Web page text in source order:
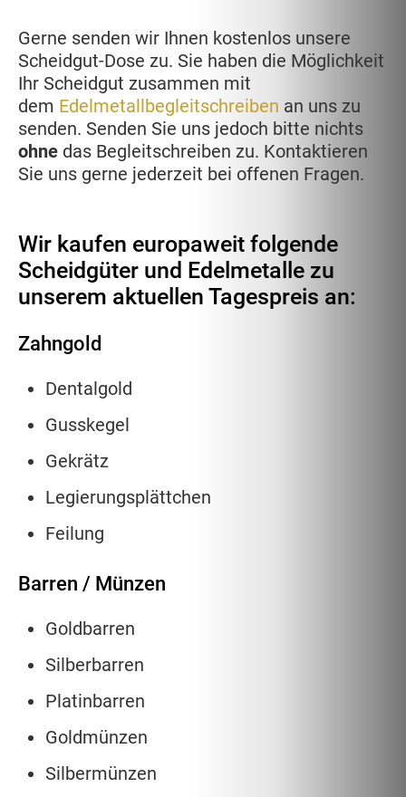
Gerne senden wir Ihnen kostenlos unsere
Scheidgut-Dose zu. Sie haben die Möglichkeit
Ihr Scheidgut zusammen mit
dem Edelmetallbegleitschreiben an uns zu
senden. Senden Sie uns jedoch bitte nichts
ohne das Begleitschreiben zu. Kontaktieren
Sie uns gerne jederzeit bei offenen Fragen.
Wir kaufen europaweit folgende
Scheidgüter und Edelmetalle zu
unserem aktuellen Tagespreis an:
Zahngold
Dentalgold
Gusskegel
Gekrätz
Legierungsplättchen
Feilung
Barren / Münzen
Goldbarren
Silberbarren
Platinbarren
Goldmünzen
Silbermünzen